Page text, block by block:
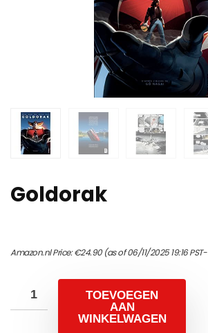
Goldorak
Amazon.nl Price:€24.90(as of 06/11/2025 19:16 PST-
TOEVOEGEN
AAN
WINKELWAGEN